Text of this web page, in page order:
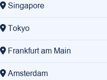
Singapore
Tokyo
Frankfurt am Main
Amsterdam